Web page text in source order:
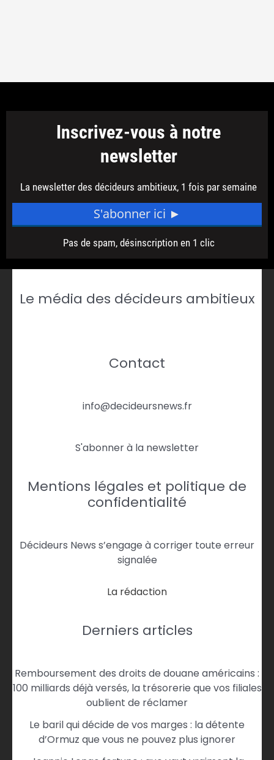
Le média des décideurs ambitieux
Contact
info@decideursnews.fr
S'abonner à la newsletter
Mentions légales et politique de
confidentialité
Décideurs News s’engage à corriger toute erreur
signalée
La rédaction
Derniers articles
Remboursement des droits de douane américains :
100 milliards déjà versés, la trésorerie que vos filiales
oublient de réclamer
Le baril qui décide de vos marges : la détente
d’Ormuz que vous ne pouvez plus ignorer